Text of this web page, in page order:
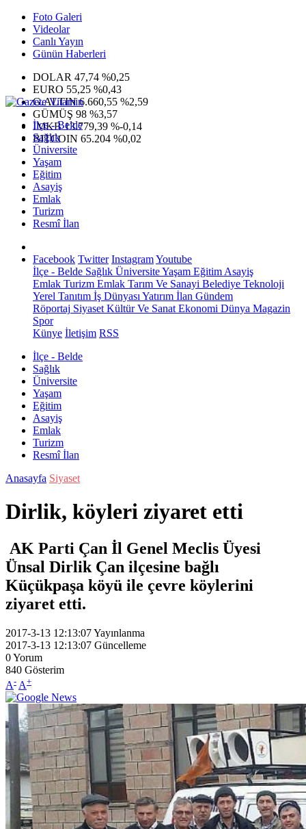
Foto Galeri
Videolar
Canlı Yayın
Günün Haberleri
DOLAR 47,74 %0,25
EURO 55,25 %0,43
G.ALTIN6.660,55 %2,59
GÜMÜŞ 98 %3,57
IMKB13.779,39 %-0,14
BITCOIN 65.204 %0,02
İlçe - Belde
Sağlık
Üniversite
Yaşam
Eğitim
Asayiş
Emlak
Turizm
Resmî İlan
Facebook Twitter InstagramYoutube
İlçe - Belde Sağlık ÜniversiteYaşam Eğitim Asayiş
Emlak Turizm Emlak Tarım Ve Sanayi Belediye Teknoloji
Yerel Tanıtım İş Dünyası Yatırım İlan Gündem
Röportaj Siyaset Kültür Ve Sanat Ekonomi Dünya Magazin
Spor
Künye İletişim RSS
İlçe - Belde
Sağlık
Üniversite
Yaşam
Eğitim
Asayiş
Emlak
Turizm
Resmî İlan
Anasayfa Siyaset
Dirlik, köyleri ziyaret etti
AK Parti Çan İl Genel Meclis Üyesi
Ünsal Dirlik Çan ilçesine bağlı
Küçükpaşa köyü ile çevre köylerini
ziyaret etti.
2017-3-13 12:13:07Yayınlanma
2017-3-13 12:13:07 Güncelleme
0Yorum
840 Gösterim
A- A+